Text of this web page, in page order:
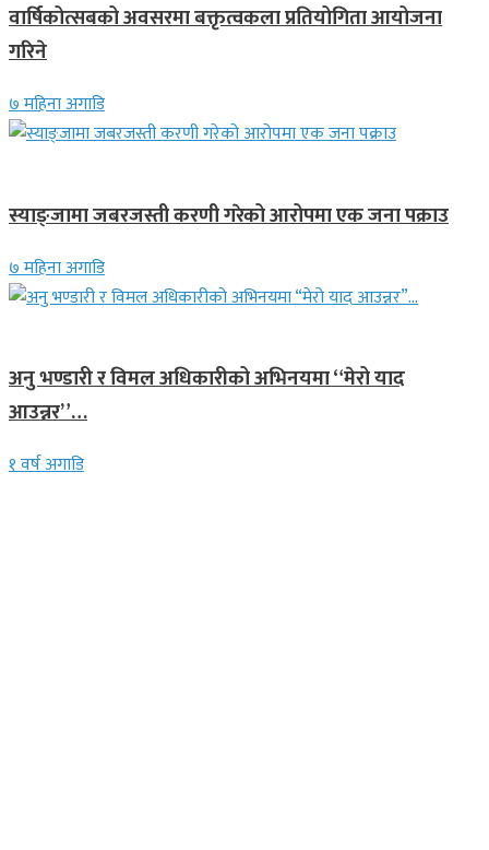
वार्षिकोत्सबको अवसरमा बक्तृत्वकला प्रतियोगिता आयोजना
गरिने
७ महिना अगाडि
स्याङ्जामा जबरजस्ती करणी गरेको आरोपमा एक जना पक्राउ
७ महिना अगाडि
अनु भण्डारी र विमल अधिकारीको अभिनयमा “मेरो याद
आउन्नर”…
१ वर्ष अगाडि